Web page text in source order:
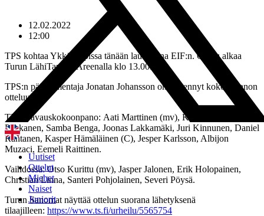
Uutiset
Ottelut
Miehet
Naiset
Juniorit
12.02.2022
12:00
TPS kohtaa Ykköscupissa tänään lauantaina EIF:n. Ottelu alkaa
Turun LähiTapiola Areenalla klo 13.00.
TPS:n päävalmentaja Jonatan Johansson on nimennyt kokoonpanon
otteluun.
TPS:n avauskokoonpano: Aati Marttinen (mv), Kalle Taimi, Roope
Pakkanen, Samba Benga, Joonas Lakkamäki, Juri Kinnunen, Daniel
Rantanen, Kasper Hämäläinen (C), Jesper Karlsson, Albijon
Muzaci, Eemeli Raittinen.
Vaihdossa: Otso Kurittu (mv), Jasper Jalonen, Erik Holopainen,
Christian Linna, Santeri Pohjolainen, Severi Pöysä.
Turun Sanomat näyttää ottelun suorana lähetyksenä
tilaajilleen: https://www.ts.fi/urheilu/5565754